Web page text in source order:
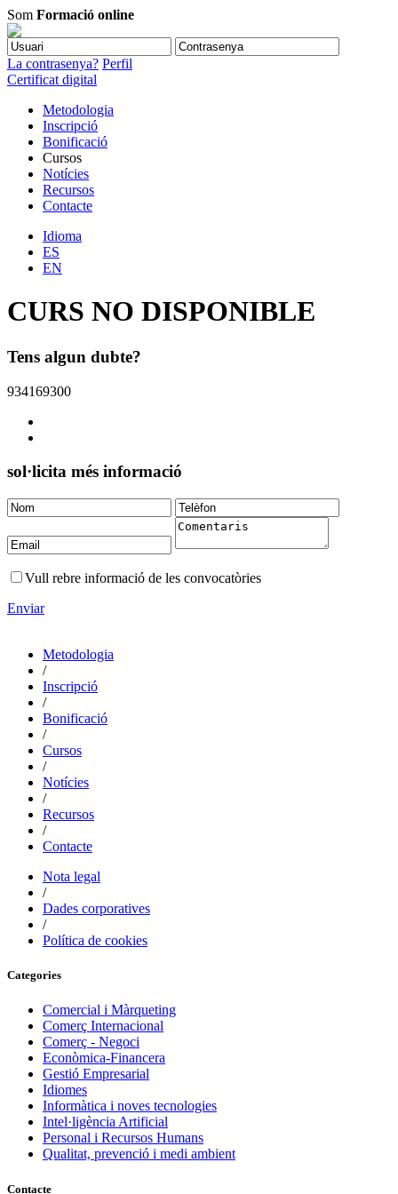
Som Formació online
La contrasenya? Perfil
Certificat digital
Metodologia
Inscripció
Bonificació
Cursos
Notícies
Recursos
Contacte
Idioma
ES
EN
CURS NO DISPONIBLE
Tens algun dubte?
934169300
sol·licita més informació
Vull rebre informació de les convocatòries
Enviar
Metodologia
/
Inscripció
/
Bonificació
/
Cursos
/
Notícies
/
Recursos
/
Contacte
Nota legal
/
Dades corporatives
/
Política de cookies
Categories
Comercial i Màrqueting
Comerç Internacional
Comerç - Negoci
Econòmica-Financera
Gestió Empresarial
Idiomes
Informàtica i noves tecnologies
Intel·ligència Artificial
Personal i Recursos Humans
Qualitat, prevenció i medi ambient
Contacte